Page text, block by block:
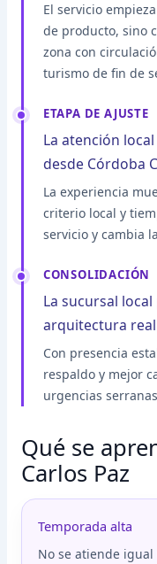
El servicio
de producto, sino
zona con
turismo de fin de
ETAPA DE AJUSTE
La atención
desde Córdoba
La experiencia
criterio local y
servicio y cambia
CONSOLIDACIÓN
La sucursal
arquitectura
Con presencia
respaldo y mejor
urgencias
Qué se
Carlos Paz
Temporada alta
No se atiende